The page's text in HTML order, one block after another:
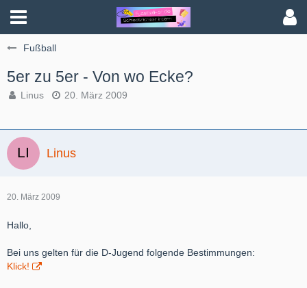
Fußball
5er zu 5er - Von wo Ecke?
Linus 20. März 2009
Linus
20. März 2009
Hallo,
Bei uns gelten für die D-Jugend folgende Bestimmungen:
Klick!